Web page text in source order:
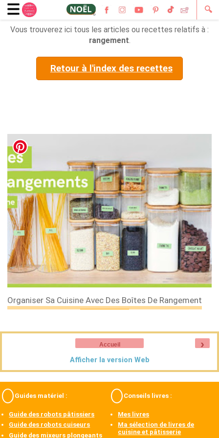
🔍
Vous trouverez ici tous les articles ou recettes relatifs à :
rangement
Retour à l'index des recettes
Organiser Sa Cuisine Avec Des Boîtes De Rangement
›
Accueil
Afficher la version Web
Guides matériel :
Guide des robots pâtissiers
Guide des robots cuiseurs
Guide des mixeurs plongeants
Conseils livres :
Mes livres
Ma sélection de livres de
cuisine et pâtisserie